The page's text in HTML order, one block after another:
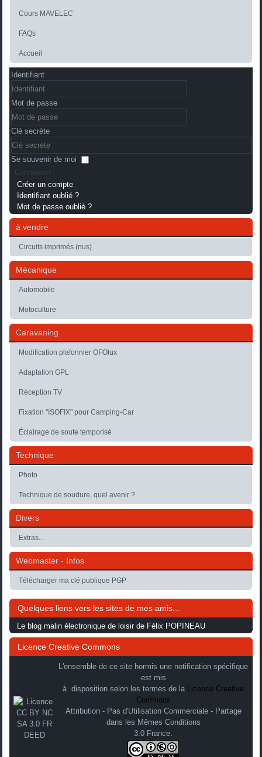
Cours MAVELEC
FAQs
Accueil
Identifiant
Mot de passe
Clé secrète
Se souvenir de moi
Connexion
Créer un compte
Identifiant oublié ?
Mot de passe oublié ?
à vendre
Circuits imprimés (nus)
Mécanique
Automobile
Motoculture
Caravaning
Modification plafonnier OFOlux
Adaptation GPL
Réception TV
Fixation "ISOFIX" pour Camping-Car
Éclairage de soute temporisé
Technique
Photo
Technique de soudure, quel avenir ?
Divers
Extras...
Webmaster - Infos
Télécharger ma clé publique PGP
Quelques liens vers les sites de mes amis...
Le blog malin électronique de loisir de Félix POPINEAU
Licence Creative Commons
L'ensemble de ce site hormis une notification spécifique
est mis
à disposition selon les termes de la Licence Creative
Commons
Attribution - Pas d'Utilisation Commerciale - Partage
dans les Mêmes Conditions
3.0 France.